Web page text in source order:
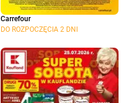
Carrefour
DO ROZPOCZĘCIA 2 DNI